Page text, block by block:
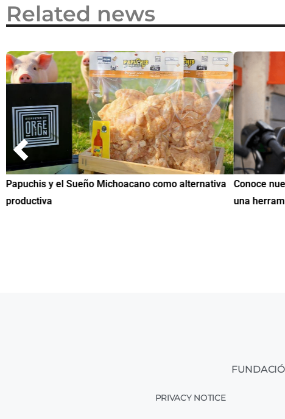
Related news
Papuchis y el Sueño Michoacano como alternativa
productiva
Conoce
una
PRIVACY NOTICE